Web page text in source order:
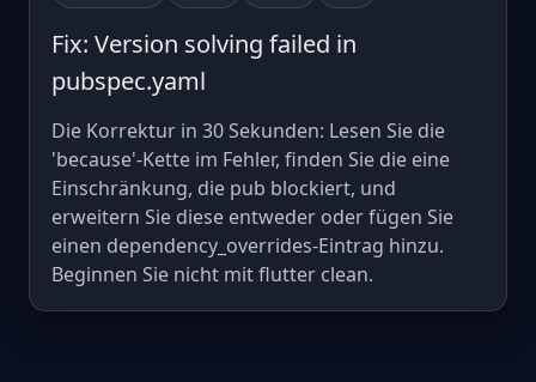
Fix: Version solving failed in
pubspec.yaml
Die Korrektur in 30 Sekunden: Lesen Sie die
'because'-Kette im Fehler, finden Sie die eine
Einschränkung, die pub blockiert, und
erweitern Sie diese entweder oder fügen Sie
einen dependency_overrides-Eintrag hinzu.
Beginnen Sie nicht mit flutter clean.